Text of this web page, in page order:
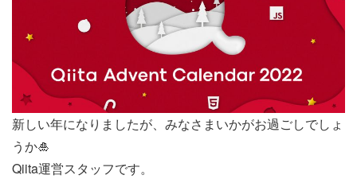
新しい年になりましたが、みなさまいかがお過ごしでしょ
うか🎍
Qiita運営スタッフです。